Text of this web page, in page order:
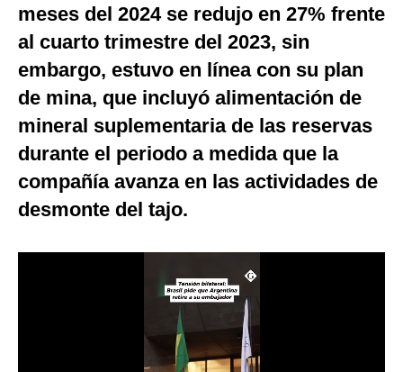
G de Gestión
Notas Contratadas
Podcast
Gestión TV
Fotogalerías
meses del 2024 se redujo en 27% frente
al cuarto trimestre del 2023, sin
embargo, estuvo en línea con su plan
de mina, que incluyó alimentación de
mineral suplementaria de las reservas
durante el periodo a medida que la
compañía avanza en las actividades de
desmonte del tajo.